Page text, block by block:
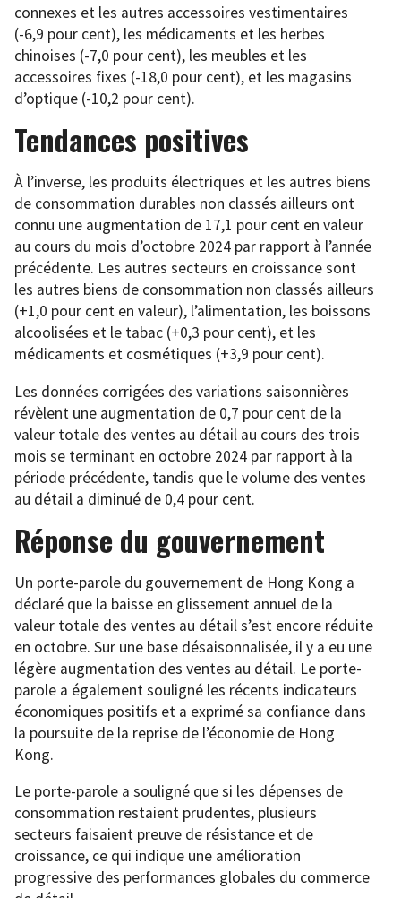
connexes et les autres accessoires vestimentaires
(-6,9 pour cent), les médicaments et les herbes
chinoises (-7,0 pour cent), les meubles et les
accessoires fixes (-18,0 pour cent), et les magasins
d’optique (-10,2 pour cent).
Tendances positives
À l’inverse, les produits électriques et les autres biens
de consommation durables non classés ailleurs ont
connu une augmentation de 17,1 pour cent en valeur
au cours du mois d’octobre 2024 par rapport à l’année
précédente. Les autres secteurs en croissance sont
les autres biens de consommation non classés ailleurs
(+1,0 pour cent en valeur), l’alimentation, les boissons
alcoolisées et le tabac (+0,3 pour cent), et les
médicaments et cosmétiques (+3,9 pour cent).
Les données corrigées des variations saisonnières
révèlent une augmentation de 0,7 pour cent de la
valeur totale des ventes au détail au cours des trois
mois se terminant en octobre 2024 par rapport à la
période précédente, tandis que le volume des ventes
au détail a diminué de 0,4 pour cent.
Réponse du gouvernement
Un porte-parole du gouvernement de Hong Kong a
déclaré que la baisse en glissement annuel de la
valeur totale des ventes au détail s’est encore réduite
en octobre. Sur une base désaisonnalisée, il y a eu une
légère augmentation des ventes au détail. Le porte-
parole a également souligné les récents indicateurs
économiques positifs et a exprimé sa confiance dans
la poursuite de la reprise de l’économie de Hong
Kong.
Le porte-parole a souligné que si les dépenses de
consommation restaient prudentes, plusieurs
secteurs faisaient preuve de résistance et de
croissance, ce qui indique une amélioration
progressive des performances globales du commerce